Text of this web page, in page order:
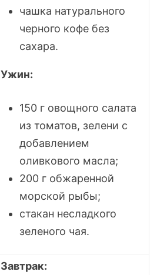
чашка натурального
черного кофе без
сахара.
Ужин:
150 г овощного салата
из томатов, зелени с
добавлением
оливкового масла;
200 г обжаренной
морской рыбы;
стакан несладкого
зеленого чая.
Завтрак: